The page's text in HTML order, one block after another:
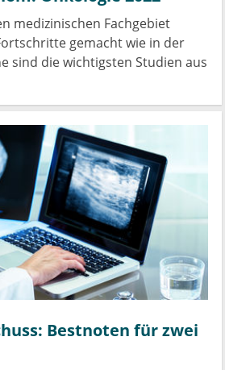
medizinischen Fachgebiet
gemacht wie in der
sind die wichtigsten Studien aus
Bestnoten für zwei